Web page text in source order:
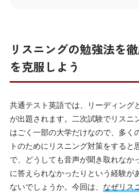
リスニングの勉強法を
を克服しよう
共通テスト英語では、リーディング
が出題されます。二次試験でリスニ
はごく一部の大学だけなので、多く
トのためにリスニング対策をすると
で、どうしても音声が聞き取れなか
に答えられなかったりという経験が
ないでしょうか。今回は、 なぜリス